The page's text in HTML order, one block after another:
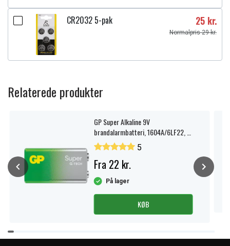
CR2032 5-pak 25 kr.
Normalpris 29 kr.
Relaterede produkter
GP Super Alkaline 9V
brandalarmbatteri, 1604A/6LF22, 1-
pak.
5
Fra 22 kr.
På lager
KØB
Item
1